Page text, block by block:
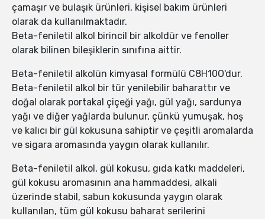
çamaşır ve bulaşık ürünleri, kişisel bakım ürünleri
olarak da kullanılmaktadır.
Beta-feniletil alkol birincil bir alkoldür ve fenoller
olarak bilinen bileşiklerin sınıfına aittir.
Beta-feniletil alkolün kimyasal formülü C8H10O'dur.
Beta-feniletil alkol bir tür yenilebilir baharattır ve
doğal olarak portakal çiçeği yağı, gül yağı, sardunya
yağı ve diğer yağlarda bulunur, çünkü yumuşak, hoş
ve kalıcı bir gül kokusuna sahiptir ve çeşitli aromalarda
ve sigara aromasında yaygın olarak kullanılır.
Beta-feniletil alkol, gül kokusu, gıda katkı maddeleri,
gül kokusu aromasının ana hammaddesi, alkali
üzerinde stabil, sabun kokusunda yaygın olarak
kullanılan, tüm gül kokusu baharat serilerini